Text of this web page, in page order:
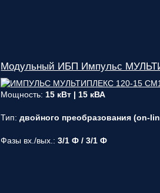
Модульный ИБП Импульс
Мощность: 15 кВт | 15 кВА
Тип:двойного преобразования (on-
Фазы вх./вых.:3/1 Ф / 3/1 Ф